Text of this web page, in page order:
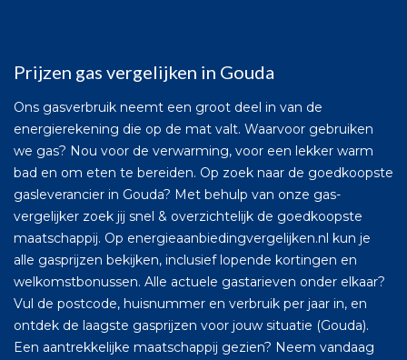
Prijzen gas vergelijken in Gouda
Ons gasverbruik neemt een groot deel in van de
energierekening die op de mat valt. Waarvoor gebruiken
we gas? Nou voor de verwarming, voor een lekker warm
bad en om eten te bereiden. Op zoek naar de goedkoopste
gasleverancier in Gouda? Met behulp van onze gas-
vergelijker zoek jij snel & overzichtelijk de goedkoopste
maatschappij. Op energieaanbiedingvergelijken.nl kun je
alle gasprijzen bekijken, inclusief lopende kortingen en
welkomstbonussen. Alle actuele gastarieven onder elkaar?
Vul de postcode, huisnummer en verbruik per jaar in, en
ontdek de laagste gasprijzen voor jouw situatie (Gouda).
Een aantrekkelijke maatschappij gezien? Neem vandaag